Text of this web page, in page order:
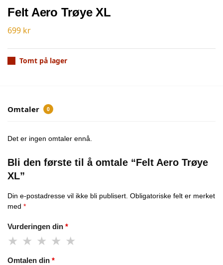
Felt Aero Trøye XL
699 kr
Tomt på lager
Omtaler 0
Det er ingen omtaler ennå.
Bli den første til å omtale “Felt Aero Trøye
XL”
Din e-postadresse vil ikke bli publisert. Obligatoriske felt er merket
med *
Vurderingen din *
Omtalen din *